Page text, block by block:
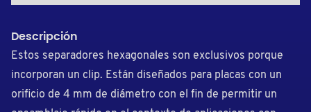
Descripción
Estos separadores hexagonales son exclusivos porque
incorporan un clip. Están diseñados para placas con un
orificio de 4 mm de diámetro con el fin de permitir un